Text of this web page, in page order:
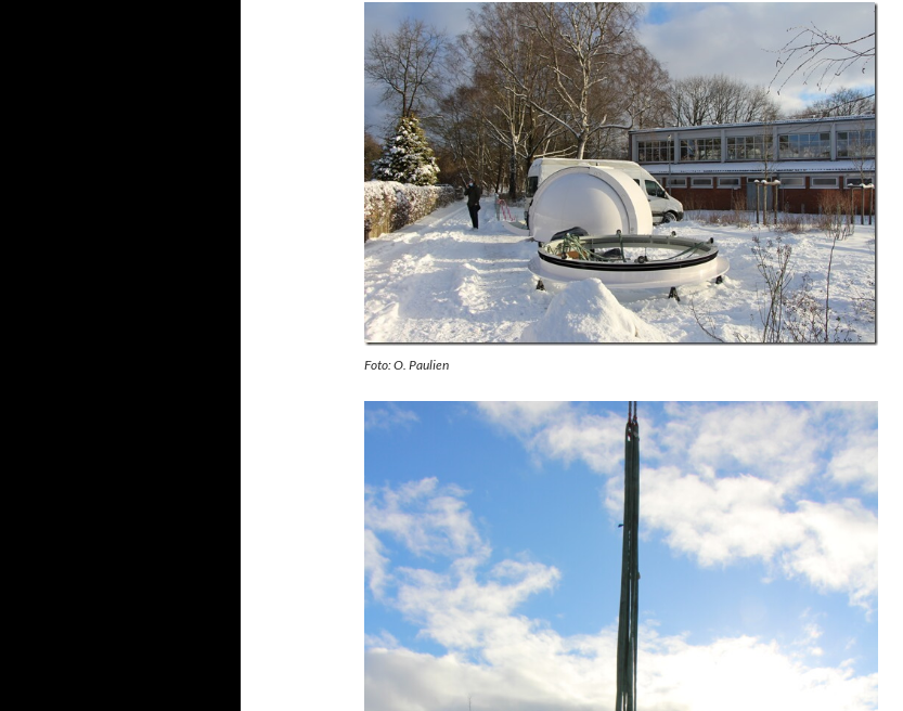
Foto: O. Paulien